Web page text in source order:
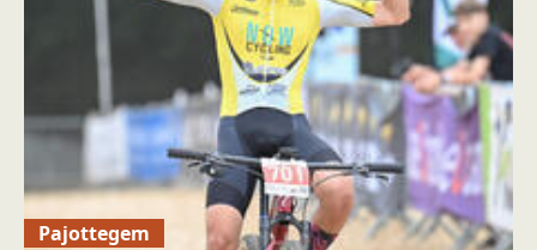
Pajottegem